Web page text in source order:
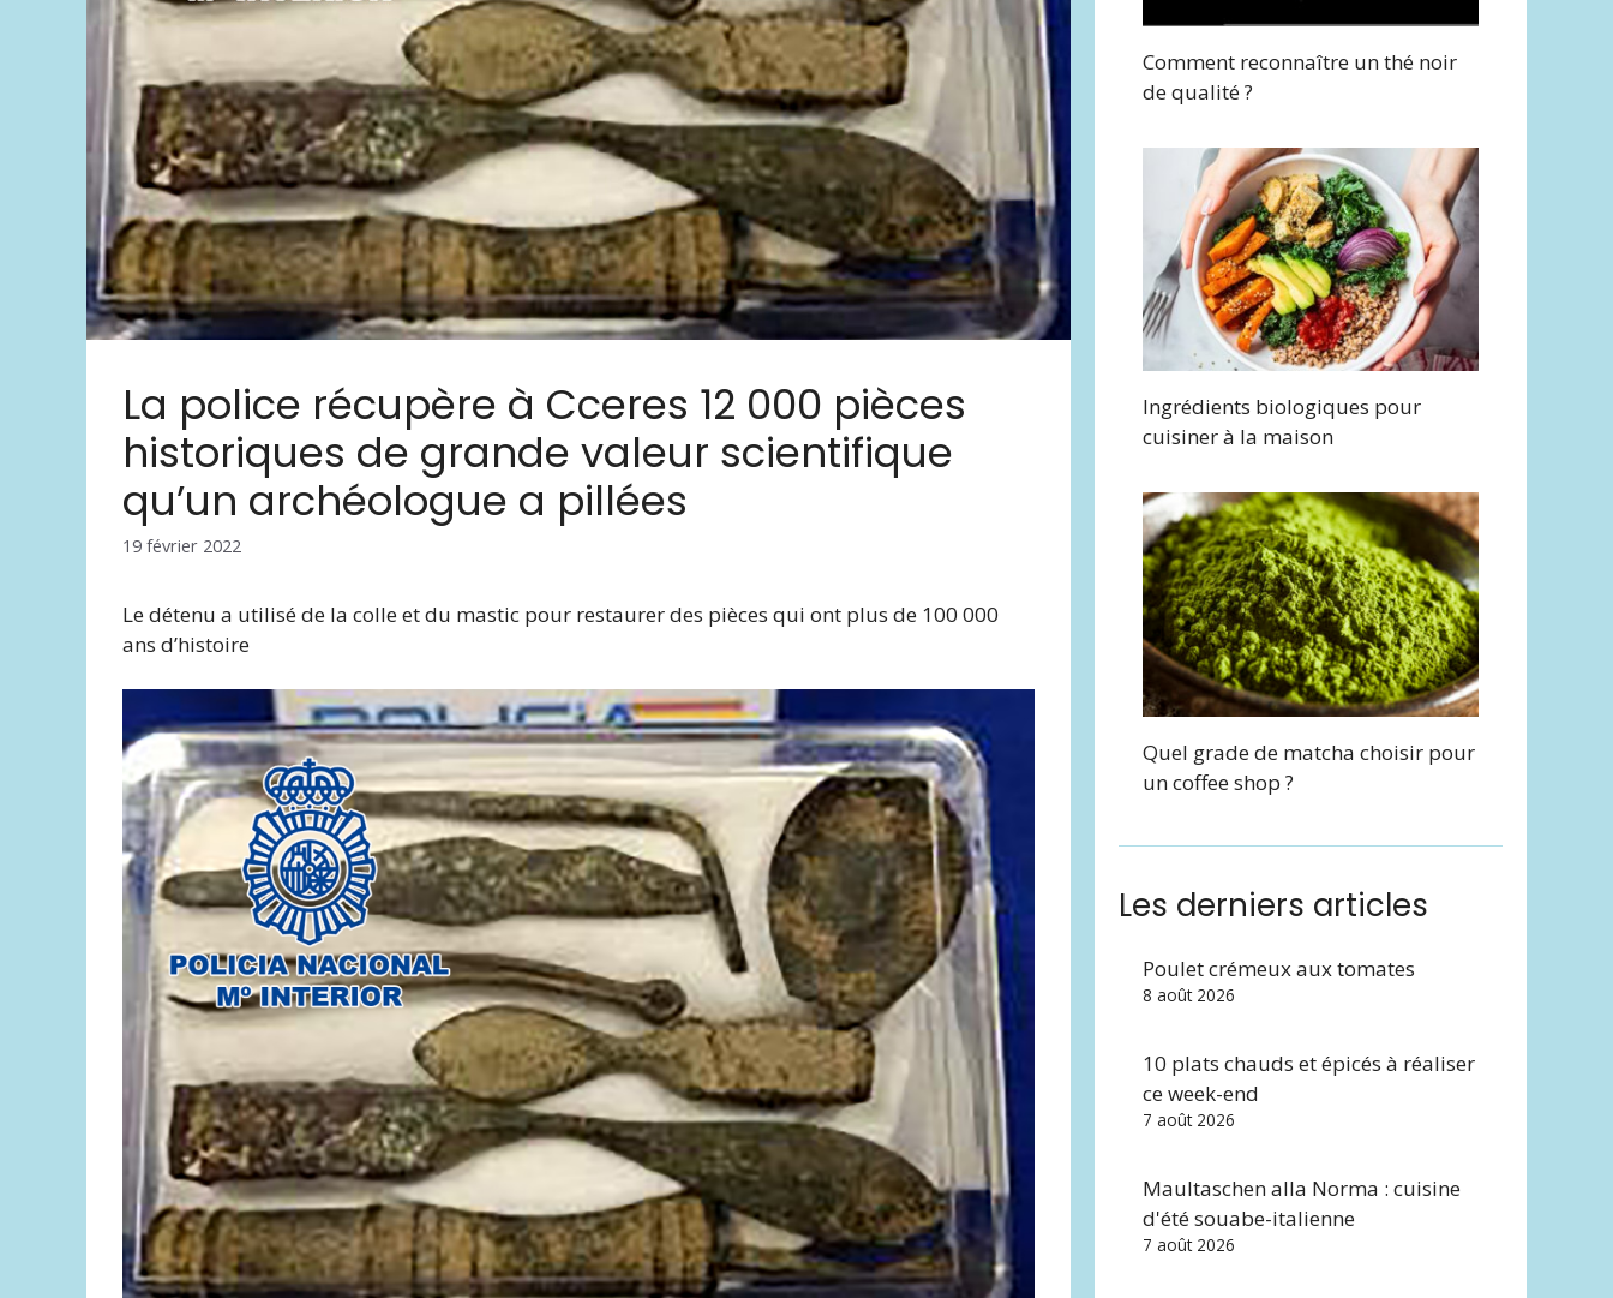
La police récupère à Cceres 12 000 pièces
historiques de grande valeur scientifique
qu’un archéologue a pillées
19 février 2022
Le détenu a utilisé de la colle et du mastic pour restaurer des pièces qui ont plus de 100 000
ans d’histoire
Comment reconnaître un thé noir
de qualité ?
Ingrédients biologiques pour
cuisiner à la maison
Quel grade de matcha choisir pour
un coffee shop ?
Les derniers articles
Poulet crémeux aux tomates
8 août 2026
10 plats chauds et épicés à réaliser
ce week-end
7 août 2026
Maultaschen alla Norma : cuisine
d'été souabe-italienne
7 août 2026